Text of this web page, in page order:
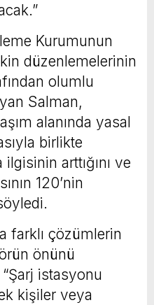
Kurumunun
düzenlemelerinin
olumlu
Salman,
alanında yasal
birlikte
ilgisinin arttığını ve
120’nin
farklı çözümlerin
önünü
istasyonu
kişiler veya